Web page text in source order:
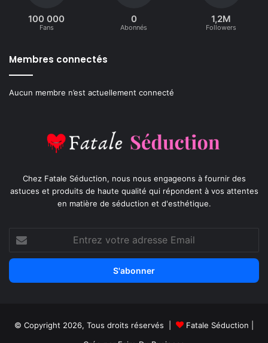
100 000
Fans
0
Abonnés
1,2M
Followers
Membres connectés
Aucun membre n’est actuellement connecté
Chez Fatale Séduction, nous nous engageons à fournir des
astuces et produits de haute qualité qui répondent à vos attentes
en matière de séduction et d'esthétique.
votre
adresse
© Copyright 2026, Tous droits réservés | Fatale Séduction